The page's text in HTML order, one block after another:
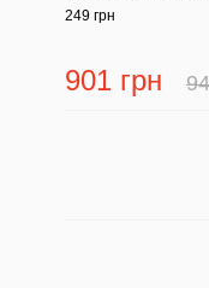
249 грн
901 грн